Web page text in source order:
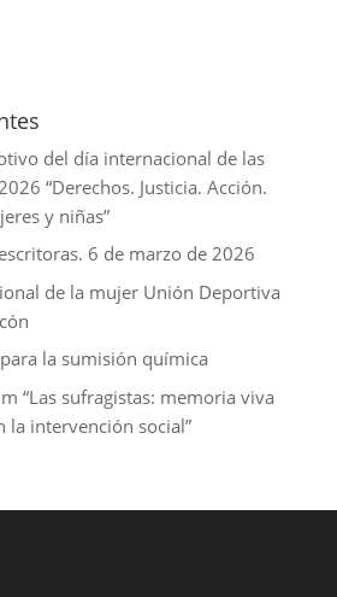
del día internacional de las
“Derechos. Justicia. Acción.
y niñas”
6 de marzo de 2026
de la mujer Unión Deportiva
la sumisión química
“Las sufragistas: memoria viva
la intervención social”